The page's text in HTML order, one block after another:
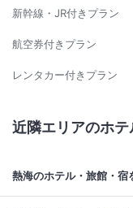
新幹線・JR付きプラン
航空券付きプラン
レンタカー付きプラン
近隣エリアのホ
熱海のホテル・旅館・宿